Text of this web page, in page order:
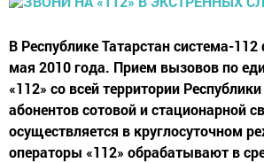
В Республике Татарстан система-112
мая 2010 года. Прием вызовов по
«112» со всей территории
абонентов сотовой и стационарной
осуществляется в круглосуточном
операторы «112» обрабатывают в